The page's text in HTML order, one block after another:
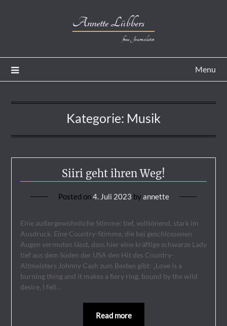
Annette Lübbers
freie Journalistin
Menu
Kategorie: Musik
Siiri geht ihren Weg!
Posted on4. Juli 2023 by annette
Eine außergewöhnliche Stimme: tief, volltönend, stark im
Ausdruck. Eine Country-Stimme, die bei geschlossenen
Augen vermuten lässt, dass hier eine kräftige schwarze Lady
tief aus dem Süden der USA den Hit des Country-
Altmeisters Johnny Cash zum Besten gibt: „Love is a
burning thing and it makes a fiery ring, bound by the wild
desire, I fell…
Read more